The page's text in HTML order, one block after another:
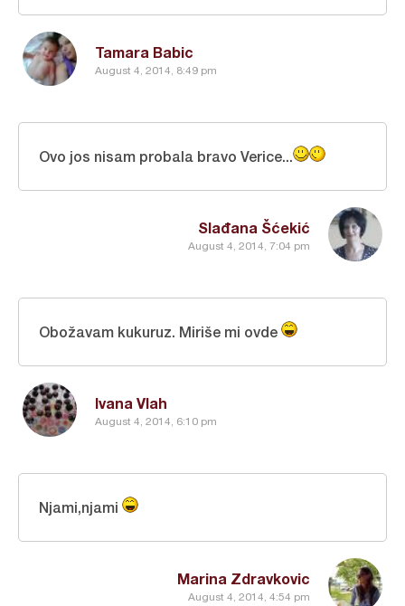
Tamara Babic
August 4, 2014, 8:49 pm
Slađana Šćekić
August 4, 2014, 7:04 pm
Ovo jos nisam probala bravo Verice...
Ivana Vlah
August 4, 2014, 6:10 pm
Obožavam kukuruz. Miriše mi ovde
Marina Zdravkovic
August 4, 2014, 4:54 pm
Njami,njami